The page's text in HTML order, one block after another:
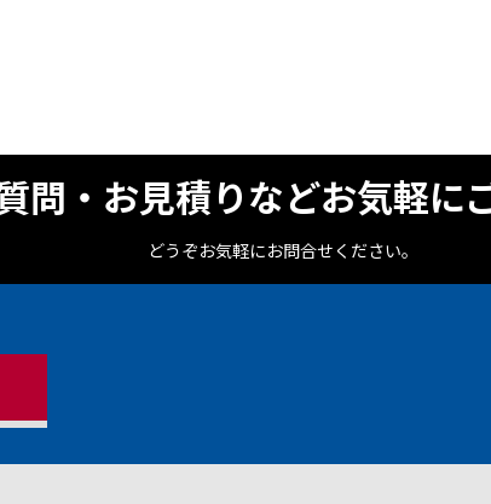
問・お見積りなどお気軽に
どうぞお気軽にお問合せください。